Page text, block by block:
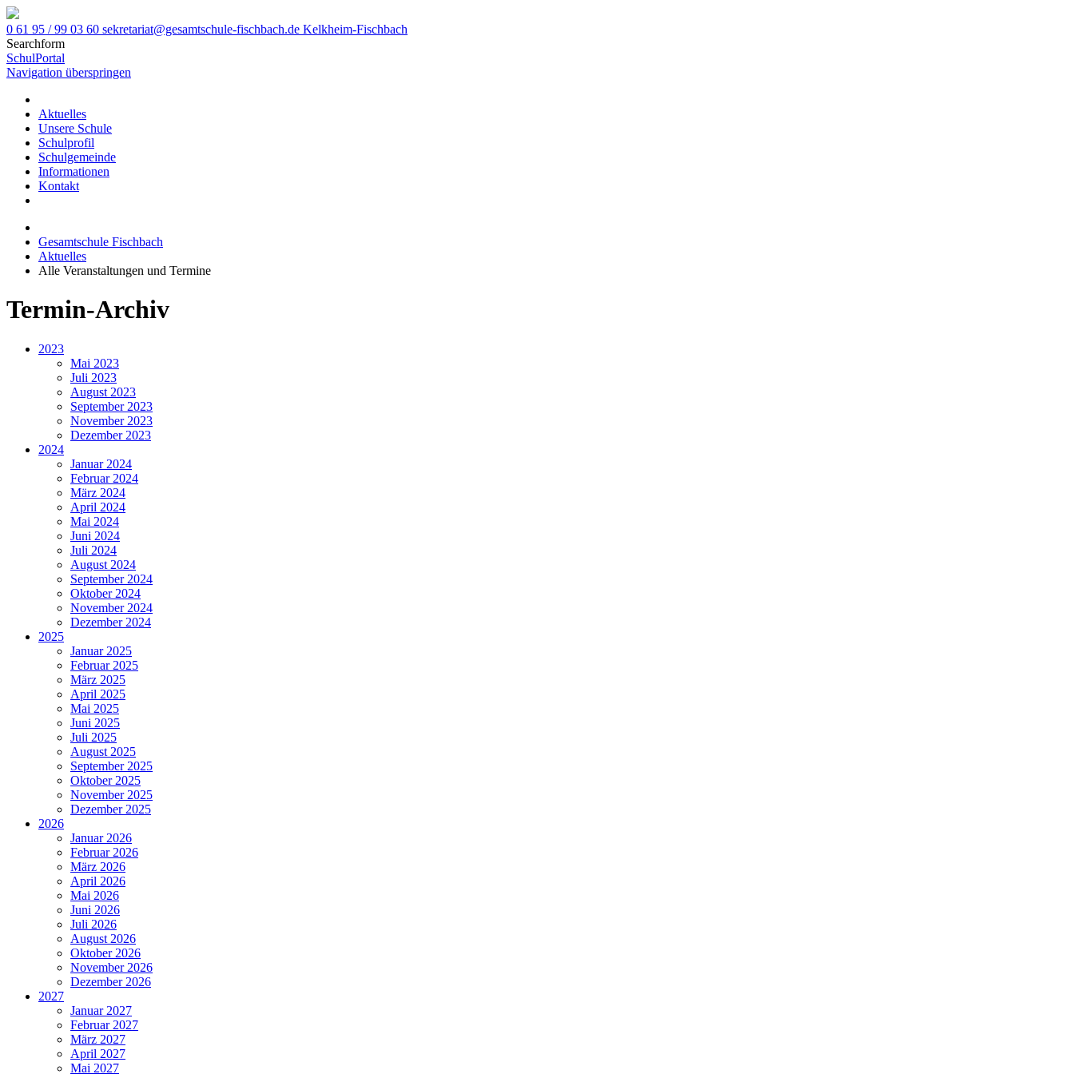
0 61 95 / 99 03 60 sekretariat@gesamtschule-fischbach.de Kelkheim-Fischbach
Searchform
SchulPortal
Navigation überspringen
Aktuelles
Unsere Schule
Schulprofil
Schulgemeinde
Informationen
Kontakt
Gesamtschule Fischbach
Aktuelles
Alle Veranstaltungen und Termine
Termin-Archiv
2023
Mai 2023
Juli 2023
August 2023
September 2023
November 2023
Dezember 2023
2024
Januar 2024
Februar 2024
März 2024
April 2024
Mai 2024
Juni 2024
Juli 2024
August 2024
September 2024
Oktober 2024
November 2024
Dezember 2024
2025
Januar 2025
Februar 2025
März 2025
April 2025
Mai 2025
Juni 2025
Juli 2025
August 2025
September 2025
Oktober 2025
November 2025
Dezember 2025
2026
Januar 2026
Februar 2026
März 2026
April 2026
Mai 2026
Juni 2026
Juli 2026
August 2026
Oktober 2026
November 2026
Dezember 2026
2027
Januar 2027
Februar 2027
März 2027
April 2027
Mai 2027